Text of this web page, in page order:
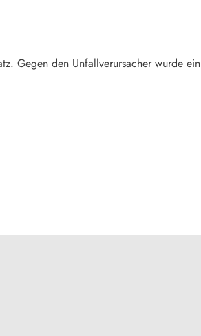
Gegen den Unfallverursacher wurde ein